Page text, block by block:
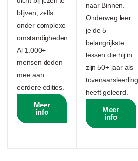
blijven, zelfs
onder complexe
omstandigheden.
Al 1.000+
mensen deden
mee aan
eerdere edities.
Meer
info
naar Binnen.
Onderweg leer
je de 5
belangrijkste
lessen die hij in
zijn 50+ jaar als
tovenaarsleerling
heeft geleerd.
Meer
info